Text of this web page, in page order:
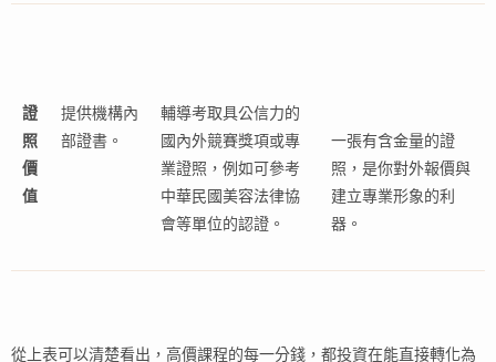
證
照
價
值
提供機構內
部證書。
輔導考取具公信力的
國內外競賽獎項或專
業證照，例如可參考
中華民國美容法律協
會等單位的認證。
一張有含金量的證
照，是你對外報價與
建立專業形象的利
器。
從上表可以清楚看出，高價課程的每一分錢，都投資在能直接轉化為